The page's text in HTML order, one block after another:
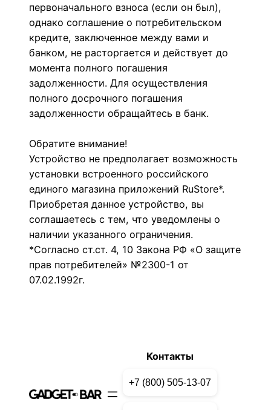
первоначального взноса (если он был),
однако соглашение о потребительском
кредите, заключенное между вами и
банком, не расторгается и действует до
момента полного погашения
задолженности. Для осуществления
полного досрочного погашения
задолженности обращайтесь в банк.
Обратите внимание!
Устройство не предполагает возможность
установки встроенного российского
единого магазина приложений RuStore*.
Приобретая данное устройство, вы
соглашаетесь с тем, что уведомлены о
наличии указанного ограничения.
*Согласно ст.ст. 4, 10 Закона РФ «О защите
прав потребителей» №2300-1 от
07.02.1992г.
Контакты
+7 (800) 505-13-07